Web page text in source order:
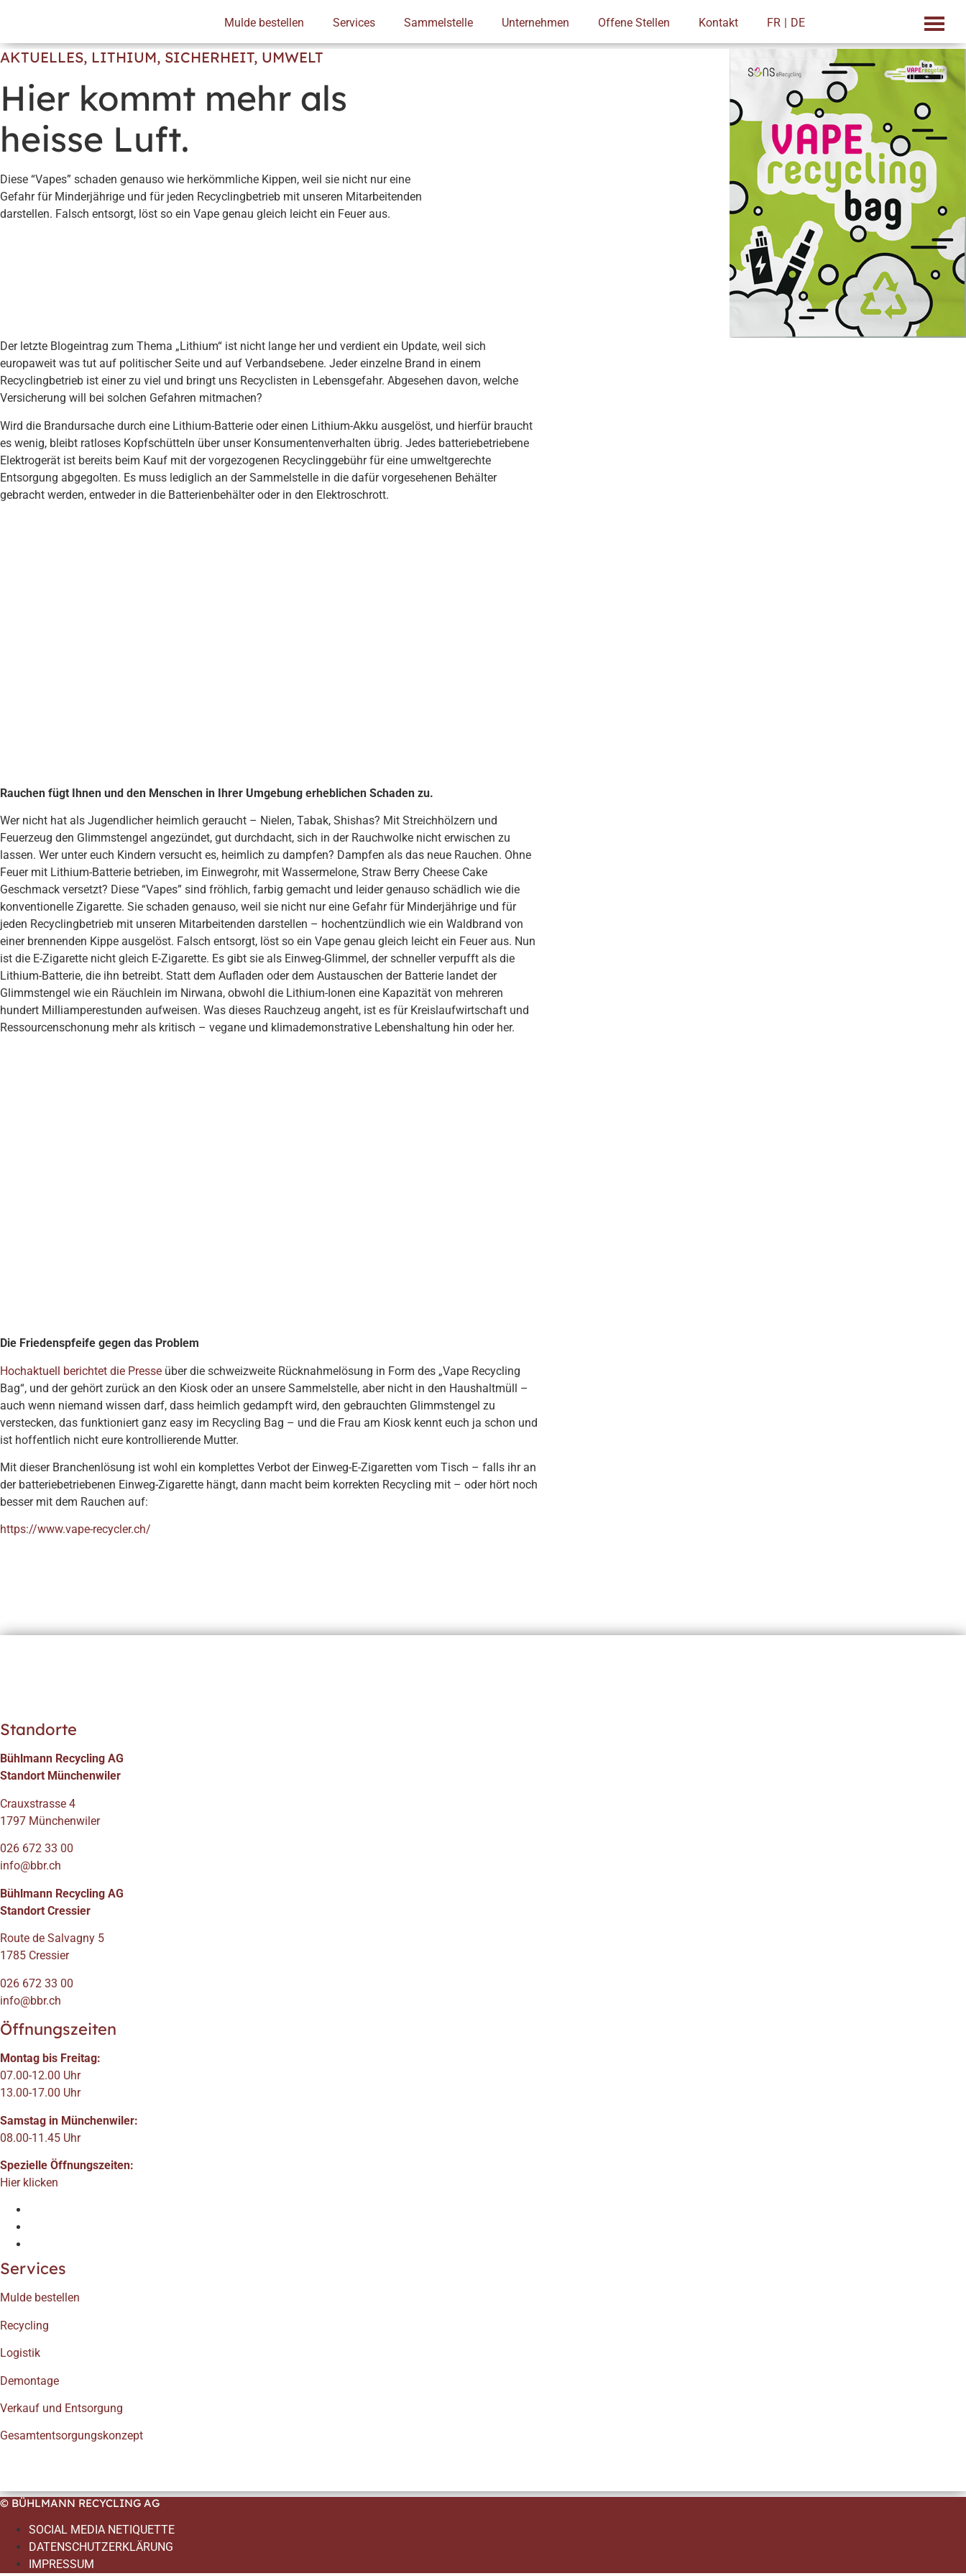
content
Mulde bestellen Services
Gesamtentsorgungskonzept Recycling
Sammelstelle Unternehmen Offene Stellen Kontakt FR DE
AKTUELLES, LITHIUM, SICHERHEIT, UMWELT
Hier kommt mehr als
heisse Luft.
Diese “Vapes” schaden genauso wie herkömmliche Kippen, weil sie nicht nur eine
Gefahr für Minderjährige und für jeden Recyclingbetrieb mit unseren Mitarbeitenden
darstellen. Falsch entsorgt, löst so ein Vape genau gleich leicht ein Feuer aus.
Der letzte Blogeintrag zum Thema „Lithium“ ist nicht lange her und verdient ein Update, weil sich
europaweit was tut auf politischer Seite und auf Verbandsebene. Jeder einzelne Brand in einem
Recyclingbetrieb ist einer zu viel und bringt uns Recyclisten in Lebensgefahr. Abgesehen davon, welche
Versicherung will bei solchen Gefahren mitmachen?
Wird die Brandursache durch eine Lithium-Batterie oder einen Lithium-Akku ausgelöst, und hierfür braucht
es wenig, bleibt ratloses Kopfschütteln über unser Konsumentenverhalten übrig. Jedes batteriebetriebene
Elektrogerät ist bereits beim Kauf mit der vorgezogenen Recyclinggebühr für eine umweltgerechte
Entsorgung abgegolten. Es muss lediglich an der Sammelstelle in die dafür vorgesehenen Behälter
gebracht werden, entweder in die Batterienbehälter oder in den Elektroschrott.
Rauchen fügt Ihnen und den Menschen in Ihrer Umgebung erheblichen Schaden zu.
Wer nicht hat als Jugendlicher heimlich geraucht – Nielen, Tabak, Shishas? Mit Streichhölzern und
Feuerzeug den Glimmstengel angezündet, gut durchdacht, sich in der Rauchwolke nicht erwischen zu
lassen. Wer unter euch Kindern versucht es, heimlich zu dampfen? Dampfen als das neue Rauchen. Ohne
Feuer mit Lithium-Batterie betrieben, im Einwegrohr, mit Wassermelone, Straw Berry Cheese Cake
Geschmack versetzt? Diese “Vapes” sind fröhlich, farbig gemacht und leider genauso schädlich wie die
konventionelle Zigarette. Sie schaden genauso, weil sie nicht nur eine Gefahr für Minderjährige und für
jeden Recyclingbetrieb mit unseren Mitarbeitenden darstellen – hochentzündlich wie ein Waldbrand von
einer brennenden Kippe ausgelöst. Falsch entsorgt, löst so ein Vape genau gleich leicht ein Feuer aus. Nun
ist die E-Zigarette nicht gleich E-Zigarette. Es gibt sie als Einweg-Glimmel, der schneller verpufft als die
Lithium-Batterie, die ihn betreibt. Statt dem Aufladen oder dem Austauschen der Batterie landet der
Glimmstengel wie ein Räuchlein im Nirwana, obwohl die Lithium-Ionen eine Kapazität von mehreren
hundert Milliamperestunden aufweisen. Was dieses Rauchzeug angeht, ist es für Kreislaufwirtschaft und
Ressourcenschonung mehr als kritisch – vegane und klimademonstrative Lebenshaltung hin oder her.
Die Friedenspfeife gegen das Problem
Hochaktuell berichtet die Presse über die schweizweite Rücknahmelösung in Form des „Vape Recycling
Bag“, und der gehört zurück an den Kiosk oder an unsere Sammelstelle, aber nicht in den Haushaltmüll –
auch wenn niemand wissen darf, dass heimlich gedampft wird, den gebrauchten Glimmstengel zu
verstecken, das funktioniert ganz easy im Recycling Bag – und die Frau am Kiosk kennt euch ja schon und
ist hoffentlich nicht eure kontrollierende Mutter.
Mit dieser Branchenlösung ist wohl ein komplettes Verbot der Einweg-E-Zigaretten vom Tisch – falls ihr an
der batteriebetriebenen Einweg-Zigarette hängt, dann macht beim korrekten Recycling mit – oder hört noch
besser mit dem Rauchen auf:
https://www.vape-recycler.ch/
Standorte
Bühlmann Recycling AG
Standort Münchenwiler
Crauxstrasse 4
1797 Münchenwiler
026 672 33 00
info@bbr.ch
Bühlmann Recycling AG
Standort Cressier
Route de Salvagny 5
1785 Cressier
026 672 33 00
info@bbr.ch
Öffnungszeiten
Montag bis Freitag:
07.00-12.00 Uhr
13.00-17.00 Uhr
Samstag in Münchenwiler:
08.00-11.45 Uhr
Spezielle Öffnungszeiten:
Hier klicken
Services
Mulde bestellen
Recycling
Logistik
Demontage
Verkauf und Entsorgung
Gesamtentsorgungskonzept
© BÜHLMANN RECYCLING AG
SOCIAL MEDIA NETIQUETTE
DATENSCHUTZERKLÄRUNG
IMPRESSUM